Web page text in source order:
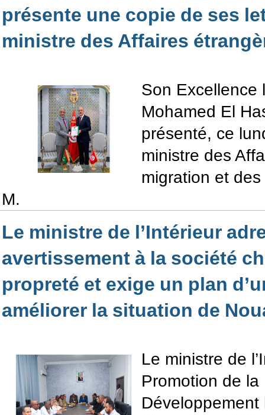
présente une copie de ses
ministre des Affaires
Son Excellence
Mohamed El
présenté, ce
ministre des
migration et des
M.
Le ministre de l’Intérieur
avertissement à la société
propreté et exige un plan
améliorer la situation de
Le ministre de
Promotion de